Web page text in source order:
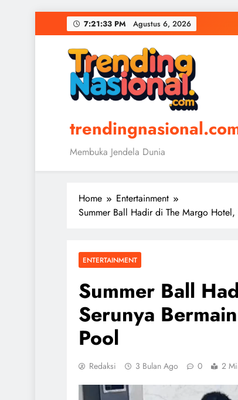
to
7:21:34 PM Agustus 6, 2026
Membuka Jendela Dunia
Home
Entertainment
Summer Ball Hadir di The Margo
ENTERTAINMENT
Summer Ball
Serunya
Pool
Redaksi 3 Bulan Ago 0 2